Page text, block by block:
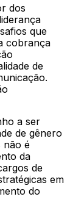
dos
que
cobrança
de
a ser
de gênero
não é
da
de
em
do